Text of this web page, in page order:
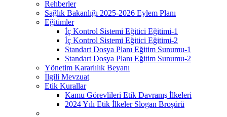
Rehberler
Sağlık Bakanlığı 2025-2026 Eylem Planı
Eğitimler
İç Kontrol Sistemi Eğitici Eğitimi-1
İç Kontrol Sistemi Eğitici Eğitimi-2
Standart Dosya Planı Eğitim Sunumu-1
Standart Dosya Planı Eğitim Sunumu-2
Yönetim Kararlılık Beyanı
İlgili Mevzuat
Etik Kurallar
Kamu Görevlileri Etik Davranış İlkeleri
2024 Yılı Etik İlkeler Slogan Broşürü